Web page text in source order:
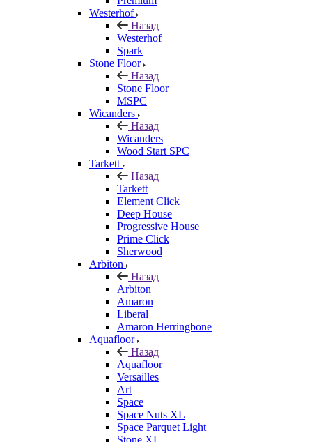
Westerhof
Назад
Westerhof
Spark
Stone Floor
Назад
Stone Floor
MSPC
Wicanders
Назад
Wicanders
Wood Start SPC
Tarkett
Назад
Tarkett
Element Click
Deep House
Progressive House
Prime Click
Sherwood
Arbiton
Назад
Arbiton
Amaron
Liberal
Amaron Herringbone
Aquafloor
Назад
Aquafloor
Versailles
Art
Space
Space Nuts XL
Space Parquet Light
Stone XL